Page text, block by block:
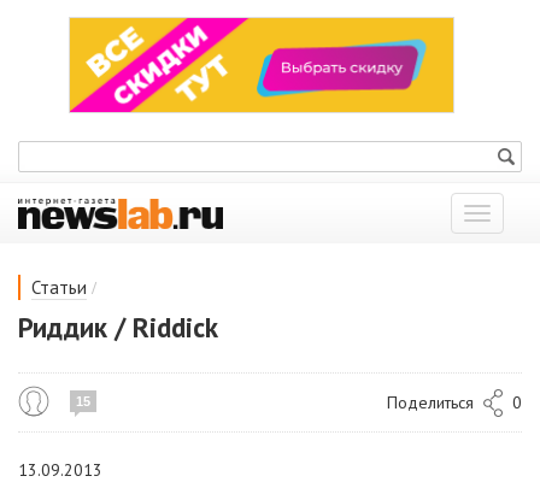
Показать
меню
Статьи /
Риддик / Riddick
15 Поделиться 0
13.09.2013